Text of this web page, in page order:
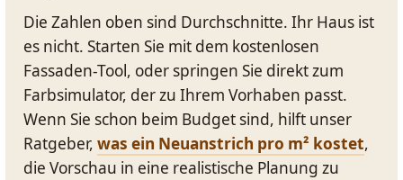
Die Zahlen oben sind Durchschnitte. Ihr Haus ist
es nicht. Starten Sie mit dem kostenlosen
Fassaden-Tool, oder springen Sie direkt zum
Farbsimulator, der zu Ihrem Vorhaben passt.
Wenn Sie schon beim Budget sind, hilft unser
Ratgeber, was ein Neuanstrich pro m² kostet,
die Vorschau in eine realistische Planung zu